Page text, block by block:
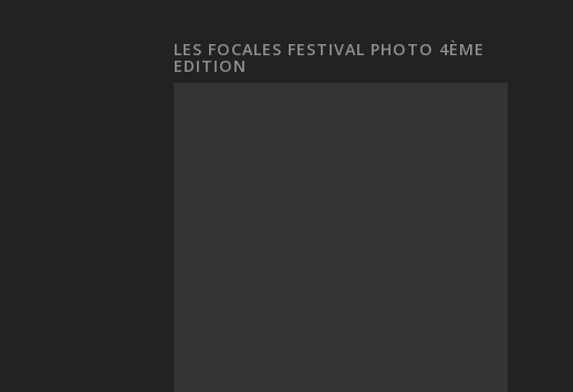
LES FOCALES FESTIVAL PHOTO 4ÈME
EDITION